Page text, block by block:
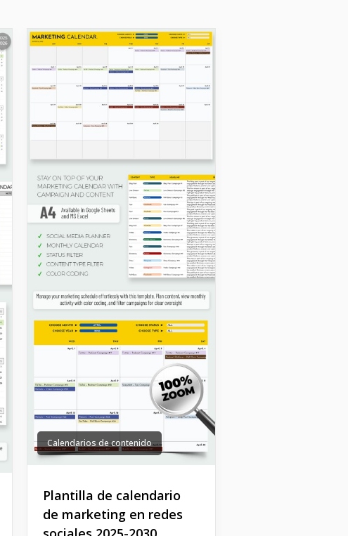
Calendarios de contenido
Plantilla de calendario
de marketing en redes